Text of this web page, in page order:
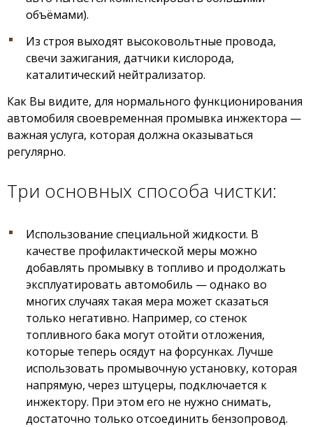
объёмами).
Из строя выходят высоковольтные провода,
свечи зажигания, датчики кислорода,
каталитический нейтрализатор.
Как Вы видите, для нормального функционирования
автомобиля своевременная промывка инжектора —
важная услуга, которая должна оказываться
регулярно.
Три основных способа чистки:
Использование специальной жидкости. В
качестве профилактической меры можно
добавлять промывку в топливо и продолжать
эксплуатировать автомобиль — однако во
многих случаях такая мера может сказаться
только негативно. Например, со стенок
топливного бака могут отойти отложения,
которые теперь осядут на форсунках. Лучше
использовать промывочную установку, которая
напрямую, через штуцеры, подключается к
инжектору. При этом его не нужно снимать,
достаточно только отсоединить бензопровод.